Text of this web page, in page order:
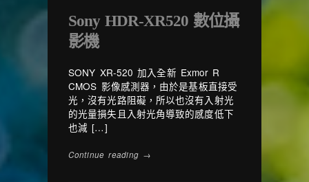
Sony HDR-XR520 數位攝
影機
SONY XR-520 加入全新 Exmor R
CMOS 影像感測器，由於是基板直接受
光，沒有光路阻礙，所以也沒有入射光
的光量損失且入射光角導致的感度低下
也減 […]
Continue reading →